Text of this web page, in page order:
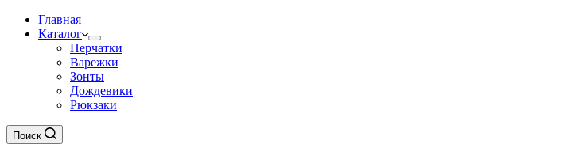
Главная
Каталог
Перчатки
Варежки
Зонты
Дождевики
Рюкзаки
Поиск